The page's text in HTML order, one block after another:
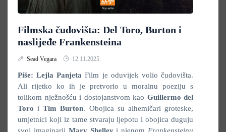
Filmska čudovišta: Del Toro, Burton i
naslijeđe Frankensteina
Sead Vegara 12.11.2025.
Piše: Lejla Panjeta Film je oduvijek volio čudovišta.
Ali rijetko ko ih je pretvorio u moralnu poeziju s
tolikom nježnošću i dostojanstvom kao Guillermo del
Toro iTim Burton. Obojica su alhemičari groteske,
umjetnici koji iz tame stvaraju ljepotu i obojica duguju